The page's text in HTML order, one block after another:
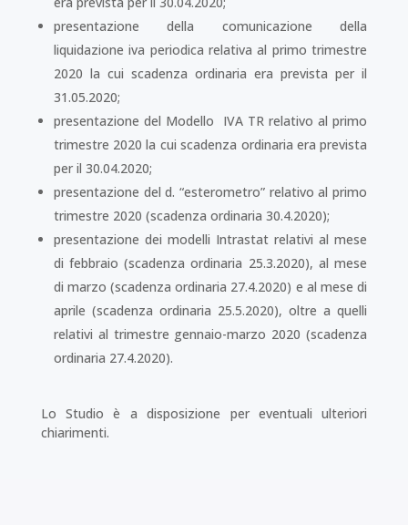
presentazione della comunicazione della
liquidazione iva periodica relativa al primo trimestre
2020 la cui scadenza ordinaria era prevista per il
31.05.2020;
presentazione del Modello IVA TR relativo al primo
trimestre 2020 la cui scadenza ordinaria era prevista
per il 30.04.2020;
presentazione del d. “esterometro” relativo al primo
trimestre 2020 (scadenza ordinaria 30.4.2020);
presentazione dei modelli Intrastat relativi al mese
di febbraio (scadenza ordinaria 25.3.2020), al mese
di marzo (scadenza ordinaria 27.4.2020) e al mese di
aprile (scadenza ordinaria 25.5.2020), oltre a quelli
relativi al trimestre gennaio-marzo 2020 (scadenza
ordinaria 27.4.2020).
Lo Studio è a disposizione per eventuali ulteriori
chiarimenti.